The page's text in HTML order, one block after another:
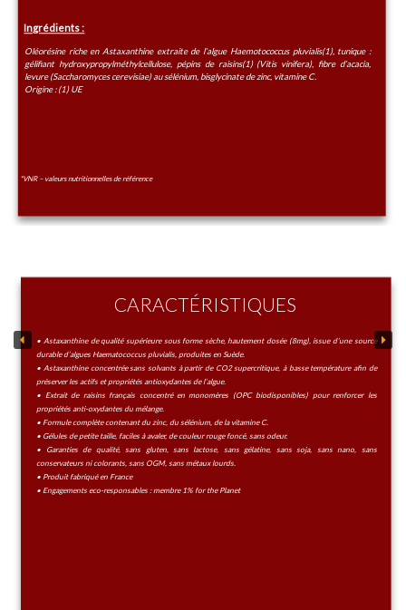
*VNR – valeurs nutritionnelles de référence
Ingrédients :
CARACTÉRISTIQUES
Oléorésine riche en Astaxanthine extraite de l’algue Haemotococcus pluvialis(1), tunique :
gélifiant hydroxypropylméthylcellulose, pépins de raisins(1) (Vitis vinifera), fibre d’acacia,
levure (Saccharomyces cerevisiae) au sélénium, bisglycinate de zinc, vitamine C.
Origine : (1) UE
• Astaxanthine de qualité supérieure sous forme sèche, hautement dosée (8mg), issue d’une source
durable d’algues Haematococcus pluvialis, produites en Suède.
• Astaxanthine concentrée sans solvants à partir de CO2 supercritique, à basse température afin de
préserver les actifs et propriétés antioxydantes de l’algue.
• Extrait de raisins français concentré en monomères (OPC biodisponibles) pour renforcer les
propriétés anti-oxydantes du mélange.
• Formule complète contenant du zinc, du sélénium, de la vitamine C.
• Gélules de petite taille, faciles à avaler, de couleur rouge foncé, sans odeur.
• Garanties de qualité, sans gluten, sans lactose, sans gélatine, sans soja, sans nano, sans
conservateurs ni colorants, sans OGM, sans métaux lourds.
• Produit fabriqué en France
• Engagements eco-responsables : membre 1% for the Planet